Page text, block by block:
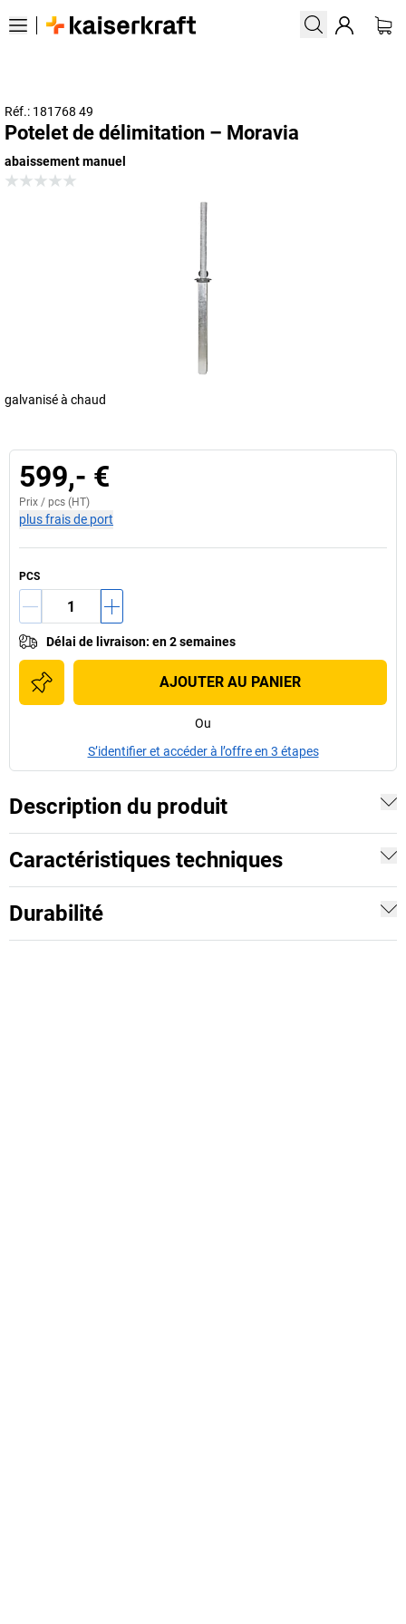
Réf.: 181768 49
Potelet de délimitation – Moravia
abaissement manuel
galvanisé à chaud
599,- €
Prix / pcs (HT)
plus frais de port
PCS
Délai de livraison: en 2 semaines
AJOUTER AU PANIER
Ou
S’identifier et accéder à l’offre en 3 étapes
Description du produit
Caractéristiques techniques
Durabilité